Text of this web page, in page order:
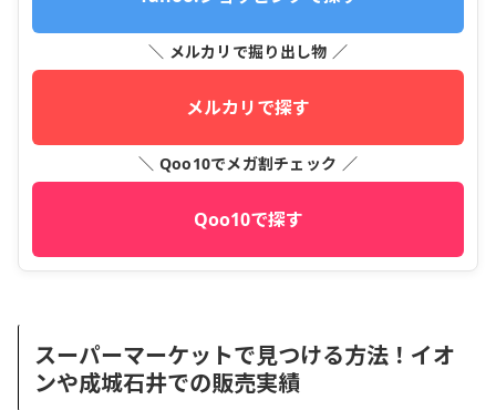
＼ メルカリで掘り出し物 ／
メルカリで探す
＼ Qoo10でメガ割チェック ／
Qoo10で探す
スーパーマーケットで見つける方法！イオ
ンや成城石井での販売実績